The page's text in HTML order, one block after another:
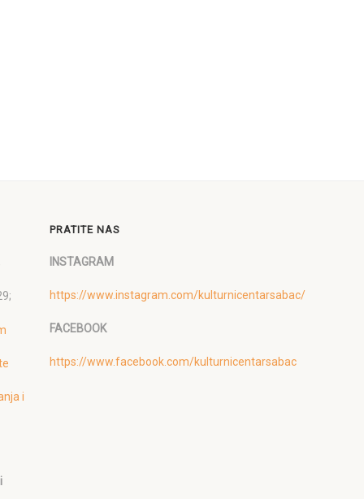
i
PRATITE NAS
INSTAGRAM
https://www.instagram.com/kulturnicentarsabac/
FACEBOOK
https://www.facebook.com/kulturnicentarsabac